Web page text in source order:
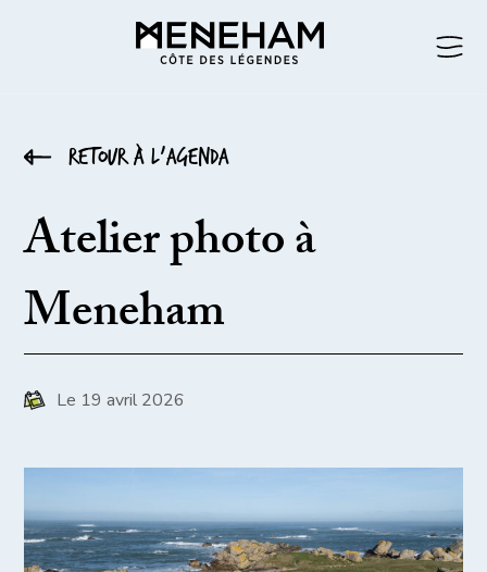
Retour à l’agenda
Atelier photo à
Meneham
Le 19 avril 2026